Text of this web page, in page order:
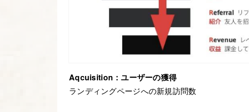
Aqcuisition：ユーザーの獲得
ランディングページへの新規訪問数